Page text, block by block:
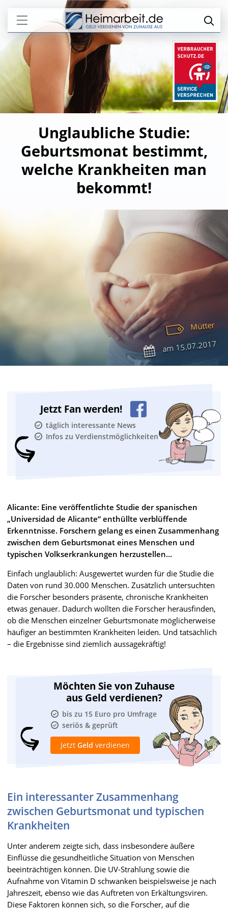
Unglaubliche Studie:
Geburtsmonat bestimmt,
welche Krankheiten man
bekommt!
Mütter
am15.07.2017
Jetzt Fan werden!
täglich interessante News
Infos zu Verdienstmöglichkeiten
Alicante: Eine veröffentlichte Studie der spanischen
„Universidad de Alicante“ enthüllte verblüffende
Erkenntnisse. Forschern gelang es einen Zusammenhang
zwischen dem Geburtsmonat eines Menschen und
typischen Volkserkrankungen herzustellen…
Einfach unglaublich: Ausgewertet wurden für die Studie die
Daten von rund 30.000 Menschen. Zusätzlich untersuchten
die Forscher besonders präsente, chronische Krankheiten
etwas genauer. Dadurch wollten die Forscher herausfinden,
ob die Menschen einzelner Geburtsmonate möglicherweise
häufiger an bestimmten Krankheiten leiden. Und tatsächlich
– die Ergebnisse sind ziemlich aussagekräftig!
Möchten Sie von Zuhause
aus Geld verdienen?
bis zu 15 Euro pro Umfrage
seriös & geprüft
Jetzt Geld verdienen
Ein interessanter Zusammenhang
zwischen Geburtsmonat und typischen
Krankheiten
Unter anderem zeigte sich, dass insbesondere äußere
Einflüsse die gesundheitliche Situation von Menschen
beeinträchtigen können. Die UV-Strahlung sowie die
Aufnahme von Vitamin D schwanken beispielsweise je nach
Jahreszeit, ebenso wie das Auftreten von Erkältungsviren.
Diese Faktoren können sich, so die Forscher, auf die